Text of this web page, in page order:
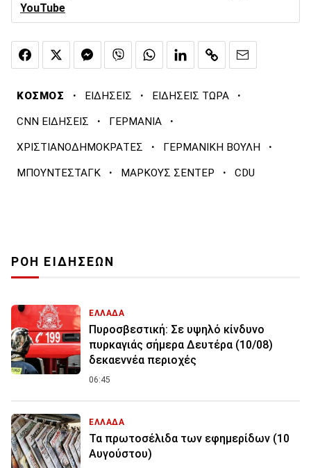
YouTube
ΚΟΣΜΟΣ · ΕΙΔΗΣΕΙΣ · ΕΙΔΗΣΕΙΣ ΤΩΡΑ ·
CNN ΕΙΔΗΣΕΙΣ · ΓΕΡΜΑΝΙΑ ·
ΧΡΙΣΤΙΑΝΟΔΗΜΟΚΡΑΤΕΣ · ΓΕΡΜΑΝΙΚΗ ΒΟΥΛΗ ·
ΜΠΟΥΝΤΕΣΤΑΓΚ · ΜΑΡΚΟΥΣ ΣΕΝΤΕΡ · CDU
ΡΟΗ ΕΙΔΗΣΕΩΝ
ΕΛΛΑΔΑ
Πυροσβεστική: Σε υψηλό κίνδυνο
πυρκαγιάς σήμερα Δευτέρα (10/08)
δεκαεννέα περιοχές
06:45
ΕΛΛΑΔΑ
Τα πρωτοσέλιδα των εφημερίδων (10
Αυγούστου)